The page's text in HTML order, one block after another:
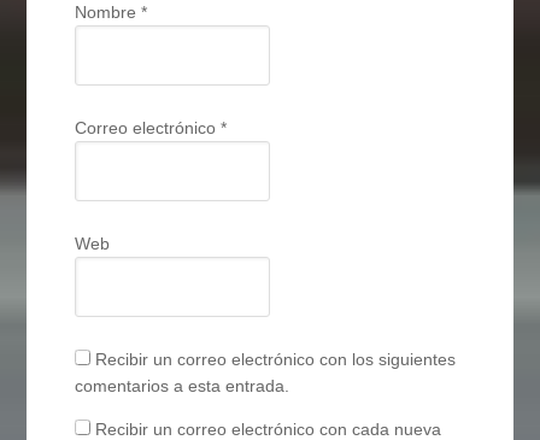
Nombre*
Correo electrónico*
Web
Recibir un correo electrónico con los siguientes
comentarios a esta entrada.
Recibir un correo electrónico con cada nueva